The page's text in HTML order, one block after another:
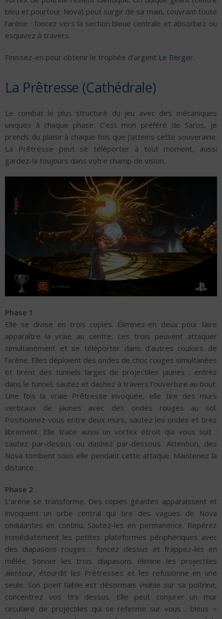
bleu et pourtour Nova) peut surgir de sa main, couvrant toute
l’arène : foncez vers la section bleue centrale et absorbez ou
esquivez à travers.
Finissez-en pour obtenir le trophée d’argent Le Berger.
La Prêtresse (Cathédrale)
Le combat le plus structuré du jeu avec des mécaniques
uniques à chaque phase. C’est mon préféré de Saros, je
prends du plaisir à chaque fois que j’atteins cette souveraine.
La Prêtresse peut se téléporter à tout moment, aussi
gardez-la toujours dans votre champ de vision.
Phase 1
Elle se divise en trois copies. Éliminez-en deux pour faire
apparaître la vraie au centre. Les trois peuvent attaquer
simultanément et se téléporter dans d’autres couloirs de
l’arène. Elles déploient des ondes de choc rouges simultanées
et tirent des tunnels larges de projectiles jaunes : entrez
dans le tunnel, sautez et dashez à travers l’ouverture au bout.
Une fois la vraie Prêtresse invoquée, elle tire des murs
verticaux de jaunes avec des ondes rouges au sol.
Positionnez-vous entre deux murs, sautez les ondes et tirez
librement. Elle trace aussi un vortex étroit qui vous suit :
sautez par-dessus ou dashez par-dessous. Attention, des
Nova tombent sous elle pendant cette attaque. Maintenez la
distance.
Phase 2
L’arène se transforme. Des copies géantes apparaissent et
invoquent un orbe central qui tire des vagues de Nova
ondulantes en continu. Sautez-les en permanence. Repérez
immédiatement les petites plateformes périphériques avec
des diapasons rouges : foncez dessus et frappez-les en
mêlée. Sonner les trois diapasons élimine les projectiles
alentour, étourdit les Prêtresses et les refusionne en une
seule. Son point faible est désormais visible sur sa poitrine,
concentrez vos tirs dessus. Elle peut conjurer un mur
circulaire de projectiles qui se referme sur vous : bleus =